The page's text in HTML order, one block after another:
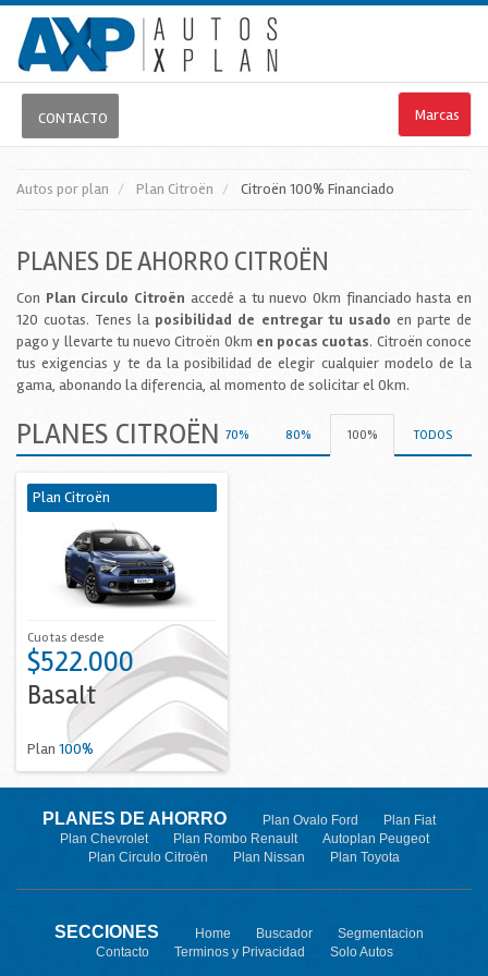
CONTACTO Marcas
Autos por plan Plan Citroën Citroën 100% Financiado
PLANES DE AHORRO CITROËN
Con Plan Circulo Citroën accedé a tu nuevo 0km financiado hasta en
120 cuotas. Tenes la posibilidad de entregar tu usado en parte de
pago y llevarte tu nuevo Citroën 0km en pocas cuotas. Citroën conoce
tus exigencias y te da la posibilidad de elegir cualquier modelo de la
gama, abonando la diferencia, al momento de solicitar el 0km.
PLANES CITROËN TODOS
100%
80%
70%
Plan Citroën
Cuotas desde
$522.000
Basalt
Plan 100%
PLANES DE AHORRO Plan Ovalo Ford
Plan Fiat
Plan Chevrolet
Plan Rombo Renault
Autoplan Peugeot
Plan Circulo Citroën
Plan Nissan Plan Toyota
SECCIONES Home Buscador
Segmentacion
Contacto
Terminos y Privacidad Solo Autos